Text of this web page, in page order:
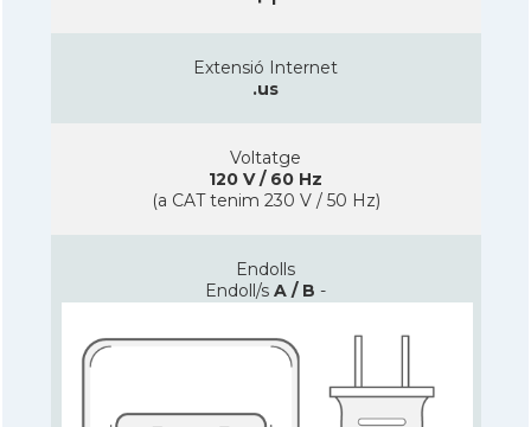
Extensió Internet
.us
Voltatge
120 V / 60 Hz
(a CAT tenim 230 V / 50 Hz)
Endolls
Endoll/s A / B -